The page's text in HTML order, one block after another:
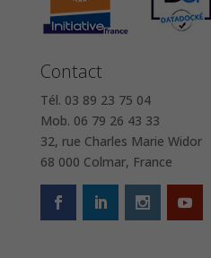
Contact
Tél. 03 89 23 75 04
Mob. 06 79 26 43 33
32, rue Charles Marie Widor
68 000 Colmar, France